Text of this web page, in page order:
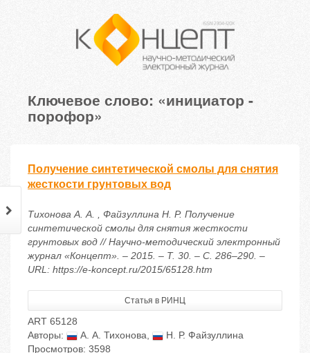
Ключевое слово: «инициатор -
порофор»
Получение синтетической смолы для снятия
жесткости грунтовых вод
Тихонова А. А. , Файзуллина Н. Р. Получение
синтетической смолы для снятия жесткости
грунтовых вод // Научно-методический электронный
журнал «Концепт». – 2015. – Т. 30. – С. 286–290. –
URL: https://e-koncept.ru/2015/65128.htm
Статья в РИНЦ
ART 65128
Авторы:
А. А. Тихонова,
Н. Р. Файзуллина
Просмотров: 3598